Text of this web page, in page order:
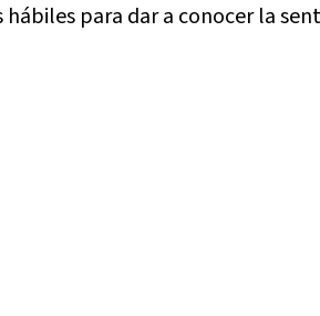
para dar a conocer la